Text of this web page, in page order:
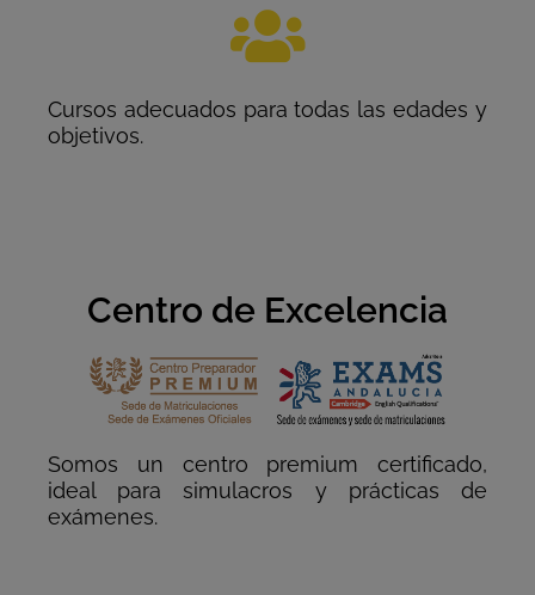
Cursos adecuados para todas las edades y
objetivos.
Centro de Excelencia
Somos un centro premium certificado,
ideal para simulacros y prácticas de
exámenes.